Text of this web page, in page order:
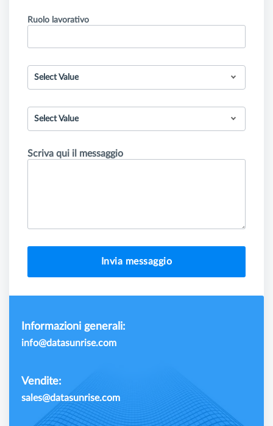
Ruolo lavorativo
Select Value
Select Value
Scriva qui il messaggio
Invia messaggio
Informazioni generali:
info@datasunrise.com
Vendite:
sales@datasunrise.com